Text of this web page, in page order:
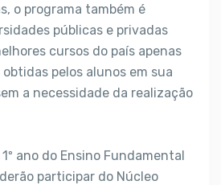
o programa também é
públicas e privadas
cursos do país apenas
pelos alunos em sua
a necessidade da realização
ano do Ensino Fundamental
participar do Núcleo